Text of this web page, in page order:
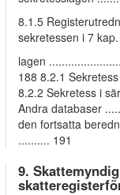
8.1.5
sekretessen i 7
lagen
188 8.2.1
8.2.2 Sekretess i
Andra databaser
den fortsatta
.......... 191
9.